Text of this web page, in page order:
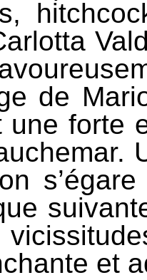
de
une forte
et